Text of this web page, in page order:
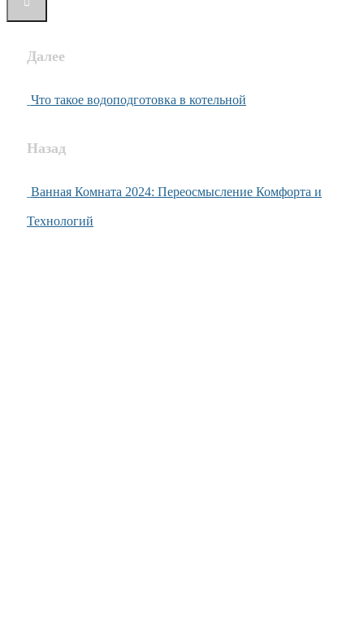
Далее
Что такое водоподготовка в котельной
Назад
Ванная Комната 2024: Переосмысление Комфорта и
Технологий